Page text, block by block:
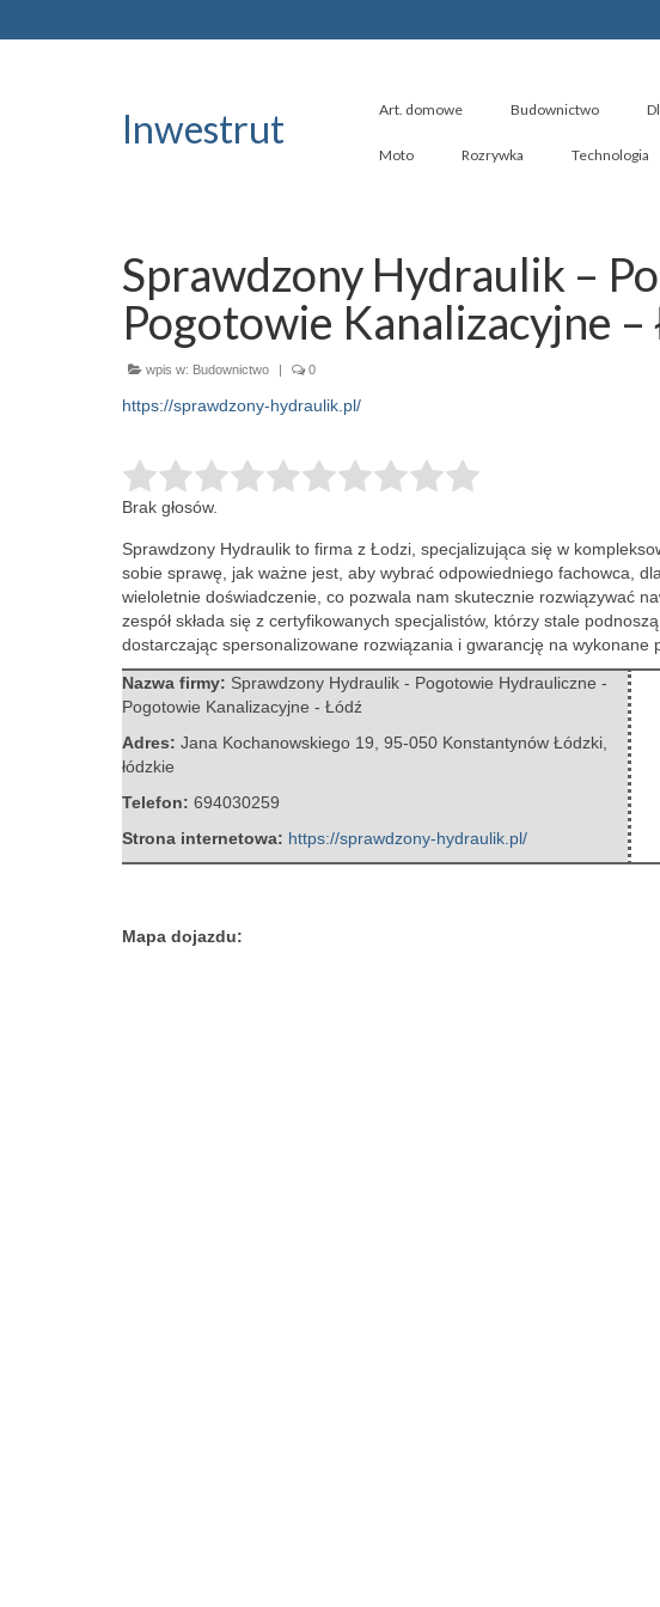
Inwestrut Art. domowe Budownictwo
Moto Rozrywka Technologia
Sprawdzony Hydraulik –
Pogotowie Kanalizacyjne –
wpis w: Budownictwo | 0
https://sprawdzony-hydraulik.pl/
Brak głosów.
Sprawdzony Hydraulik to firma z Łodzi, specjalizująca się w
sobie sprawę, jak ważne jest, aby wybrać odpowiedniego fachowca,
wieloletnie doświadczenie, co pozwala nam skutecznie rozwiązywać
zespół składa się z certyfikowanych specjalistów, którzy stale
dostarczając spersonalizowane rozwiązania i gwarancję na
Nazwa firmy: Sprawdzony Hydraulik - Pogotowie Hydrauliczne -
Pogotowie Kanalizacyjne - Łódź
Adres: Jana Kochanowskiego 19 95-050 Konstantynów Łódzki
łódzkie
Telefon: 694030259
Strona internetowa: https://sprawdzony-hydraulik.pl/
Mapa dojazdu: